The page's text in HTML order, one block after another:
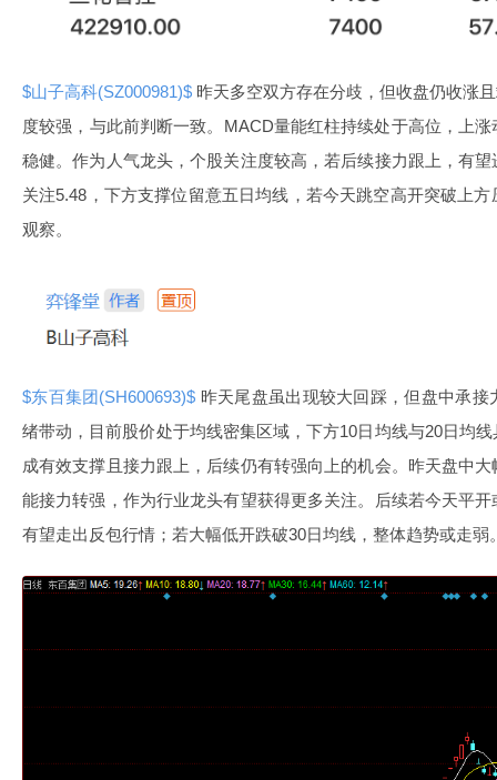
$山子高科(SZ000981)$ 昨天多空双方存在分歧，但收盘仍收涨
度较强，与此前判断一致。MACD量能红柱持续处于高位，上
稳健。作为人气龙头，个股关注度较高，若后续接力跟上，有
关注5.48，下方支撑位留意五日均线，若今天跳空高开突破上
观察。
$东百集团(SH600693)$ 昨天尾盘虽出现较大回踩，但盘中承
绪带动，目前股价处于均线密集区域，下方10日均线与20日均
成有效支撑且接力跟上，后续仍有转强向上的机会。昨天盘中
能接力转强，作为行业龙头有望获得更多关注。后续若今天平
有望走出反包行情；若大幅低开跌破30日均线，整体趋势或走弱